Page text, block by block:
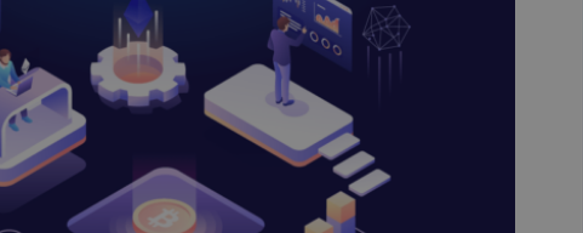
Scoperta investimenti
Trova la tua strategia crypto